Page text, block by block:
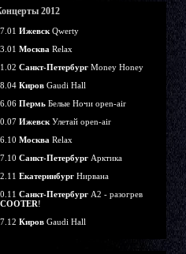
2012
Ижевск Qwerty
Москва Relax
Санкт-Петербург Money Honey
Киров Gaudi Hall
Пермь Белые Ночи open-air
Ижевск Улетай open-air
Москва Relax
Санкт-Петербург Арктика
Екатеринбург Нирвана
Санкт-Петербург А2 - разогрев
!
Киров Gaudi Hall